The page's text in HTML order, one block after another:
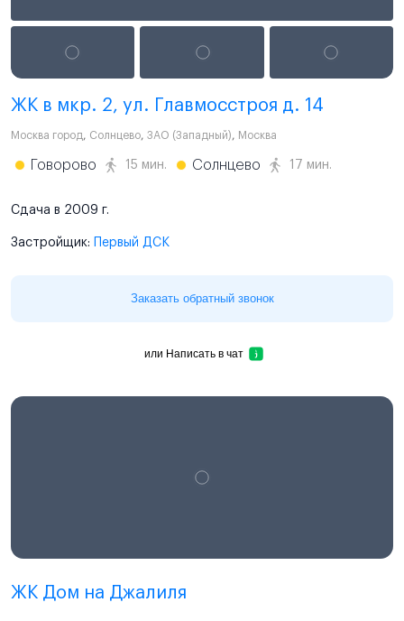
ЖК в мкр. 2, ул. Главмосстроя д. 14
Москва город, Солнцево, ЗАО (Западный), Москва
Говорово 15 мин. Солнцево 17 мин.
Сдача в 2009 г.
Застройщик: Первый ДСК
Заказать обратный звонок
или Написать в чат
ЖК Дом на Джалиля